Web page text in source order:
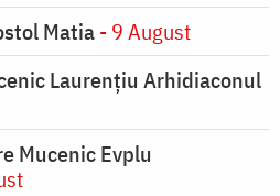
Matia- 9 August
Laurențiu Arhidiaconul
Mucenic Evplu